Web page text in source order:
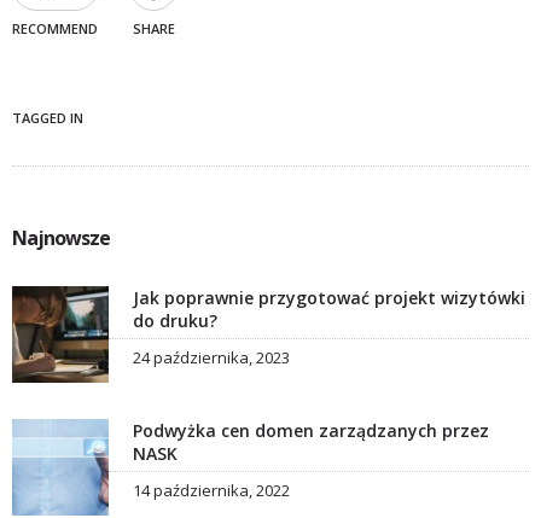
RECOMMEND SHARE
TAGGED IN
Najnowsze
Jak poprawnie przygotować projekt wizytówki
do druku?
24 października, 2023
Podwyżka cen domen zarządzanych przez
NASK
14 października, 2022